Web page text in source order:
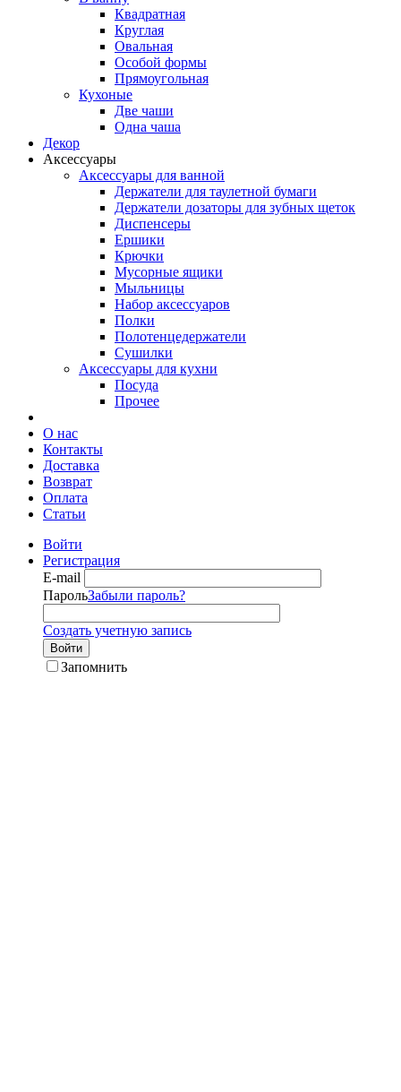
Квадратная
Круглая
Овальная
Особой формы
Прямоугольная
Кухоные
Две чаши
Одна чаша
Декор
Аксессуары
Аксессуары для ванной
Держатели для таулетной бумаги
Держатели дозаторы для зубных щеток
Диспенсеры
Ершики
Крючки
Мусорные ящики
Мыльницы
Набор аксессуаров
Полки
Полотенцедержатели
Сушилки
Аксессуары для кухни
Посуда
Прочее
О нас
Контакты
Доставка
Возврат
Оплата
Статьи
Войти
Регистрация
E-mail
ПарольЗабыли пароль?
Создать учетную запись
Войти
Запомнить